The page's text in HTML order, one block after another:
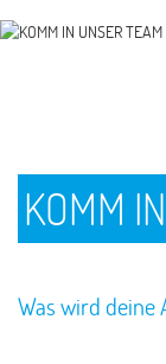
KOMM
Was wird deine